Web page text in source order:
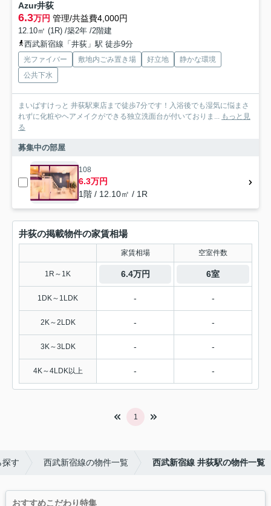
Azur井荻
6.3万円 管理/共益費4,000円
12.10㎡ (1R) /築2年 /2階建
西武新宿線「井荻」駅 徒歩9分
光ファイバー 敷地内ごみ置き場 好立地
静かな環境
公共下水
まいばすけっと 井荻駅東店まで徒歩7分です！入浴後でも湿気に悩まさ
れずに化粧やヘアメイクができる独立洗面台が付いておりま... もっと見
る
募集中の部屋
108
6.3万円
1階 / 12.10㎡ / 1R
井荻の掲載物件の家賃相場
家賃相場 空室件数
1R～1K 6.4万円 6室
1DK～1LDK - -
2K～2LDK - -
3K～3LDK - -
4K～4LDK以上 - -
1
探す 西武新宿線の物件一覧 西武新宿線 井荻駅の物件一覧
おすすめこだわり特集